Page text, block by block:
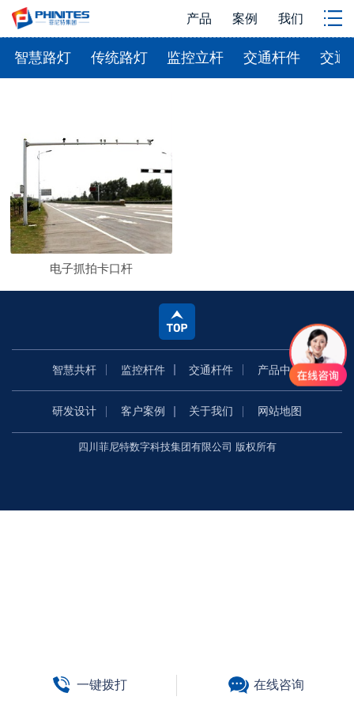
产品 案例 我们
智慧路灯 传统路灯 监控立杆 交通杆件 交通
电子抓拍卡口杆
智慧共杆 监控杆件 交通杆件 产品中心
研发设计 客户案例 关于我们 网站地图
四川菲尼特数字科技集团有限公司 版权所有
一键拨打 在线咨询